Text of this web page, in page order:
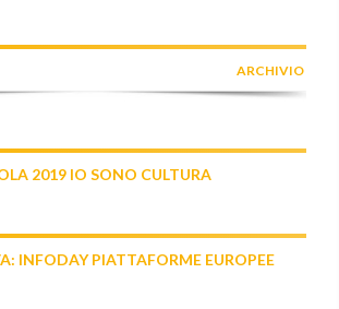
ARCHIVIO
2019 IO SONO CULTURA
INFODAY PIATTAFORME EUROPEE